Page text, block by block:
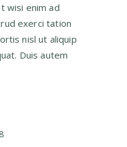
wisi enim ad
exerci tation
nisl ut aliquip
Duis autem